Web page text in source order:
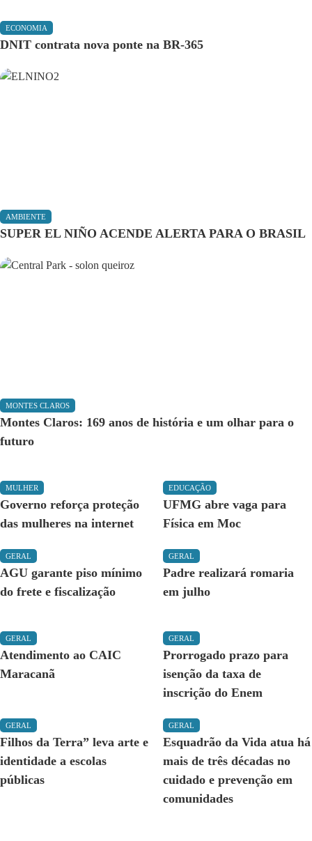
ECONOMIA
DNIT contrata nova ponte na BR-365
AMBIENTE
SUPER EL NIÑO ACENDE ALERTA PARA O BRASIL
MONTES CLAROS
Montes Claros: 169 anos de história e um olhar para o
futuro
MULHER
Governo reforça proteção
das mulheres na internet
EDUCAÇÃO
UFMG abre vaga para
Física em Moc
GERAL
AGU garante piso mínimo
do frete e fiscalização
GERAL
Padre realizará romaria
em julho
GERAL
Atendimento ao CAIC
Maracanã
GERAL
Prorrogado prazo para
isenção da taxa de
inscrição do Enem
GERAL
Filhos da Terra” leva arte e
identidade a escolas
públicas
GERAL
Esquadrão da Vida atua há
mais de três décadas no
cuidado e prevenção em
comunidades